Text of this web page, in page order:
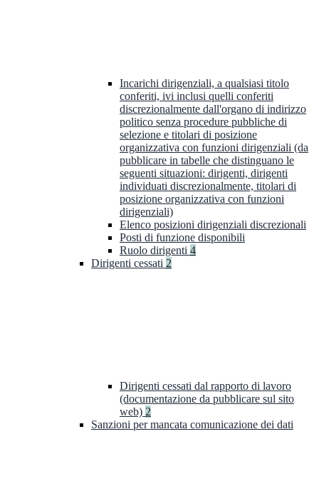
Incarichi dirigenziali, a qualsiasi titolo
conferiti, ivi inclusi quelli conferiti
discrezionalmente dall'organo di indirizzo
politico senza procedure pubbliche di
selezione e titolari di posizione
organizzativa con funzioni dirigenziali (da
pubblicare in tabelle che distinguano le
seguenti situazioni: dirigenti, dirigenti
individuati discrezionalmente, titolari di
posizione organizzativa con funzioni
dirigenziali)
Elenco posizioni dirigenziali discrezionali
Posti di funzione disponibili
Ruolo dirigenti 4
Dirigenti cessati 2
Dirigenti cessati dal rapporto di lavoro
(documentazione da pubblicare sul sito
web) 2
Sanzioni per mancata comunicazione dei dati